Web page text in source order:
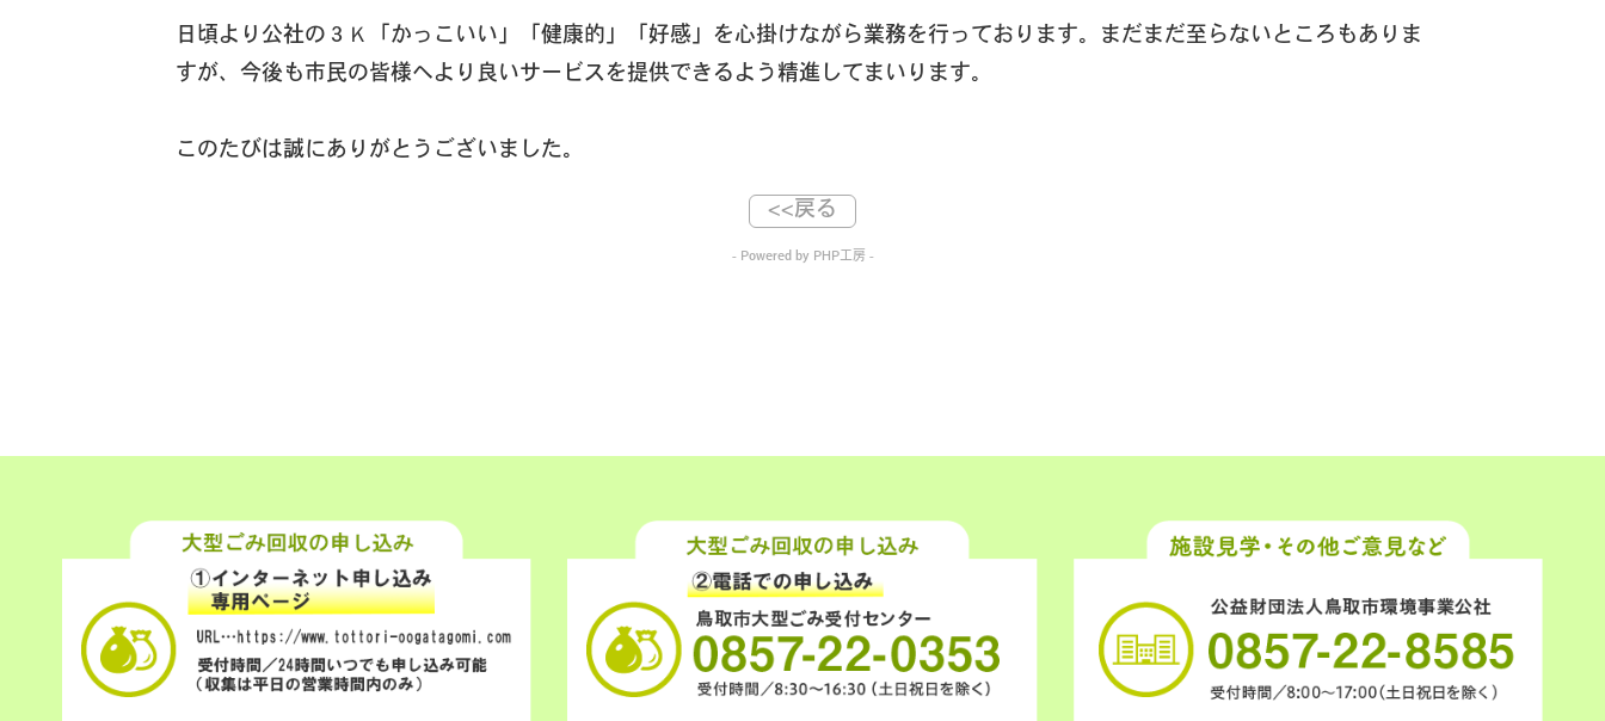
日頃より公社の３Ｋ「かっこいい」「健康的」「好感」を心掛けながら業務を行っております。
まだまだ至らないところもありま
すが、今後も市民の皆様へより良いサービスを提供できるよう精進してまいります。
このたびは誠にありがとうございました。
<<戻る
- Powered by PHP工房 -